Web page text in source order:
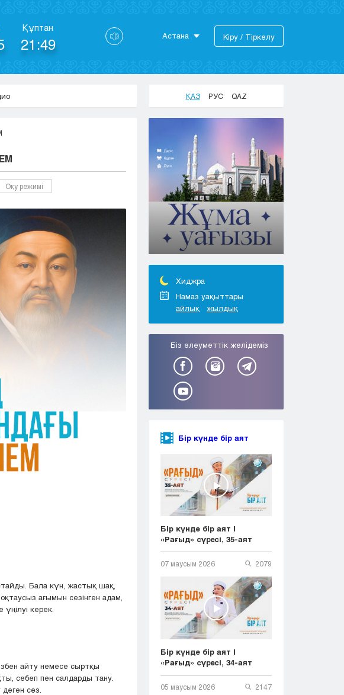
Құптан
21:49 Астана
Актобе
Караганда
Кокшетау
Костанай
Кызылорда
Павлодар
Петропавловск
Семей
Талдыкорган
Тараз
Туркестан
Уральск
Усть-Каменогорск
Шымкент
Кіру / Тіркелу
ҚАЗ РУС QAZ
Оқу режимі
Бала күн, жастық шақ,
ағымын сезінген адам,
керек.
айту немесе сыртқы
себеп пен салдарды тану.
сөз.
Хиджра
Намаз уақыттары
айлық
жылдық
Біз әлеуметтік желідеміз
Бір күнде бір аят
Бір күнде бір аят |
«Рағыд» сүресі, 35-аят
07 маусым 2026 2079
Бір күнде бір аят |
«Рағыд» сүресі, 34-аят
05 маусым 2026 2147